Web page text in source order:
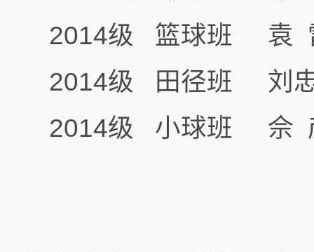
2014级 篮球班 袁
2014级 田径班 刘忠
2014级 小球班 佘